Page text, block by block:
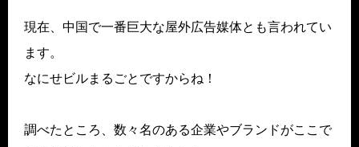
現在、中国で一番巨大な屋外広告媒体とも言われてい
ます。
なにせビルまるごとですからね！
調べたところ、数々名のある企業やブランドがここで